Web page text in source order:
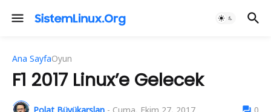
Ana SayfaOyun
F1 2017 Linux’e Gelecek
Polat Büyükarslan - Cuma, Ekim 27, 2017 0